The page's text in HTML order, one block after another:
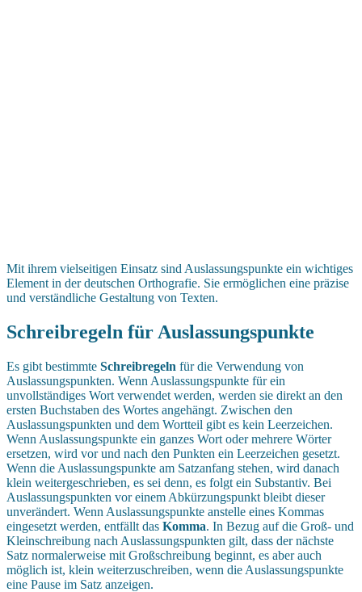
Mit ihrem vielseitigen Einsatz sind Auslassungspunkte ein wichtiges
Element in der deutschen Orthografie. Sie ermöglichen eine präzise
und verständliche Gestaltung von Texten.
Schreibregeln für Auslassungspunkte
Es gibt bestimmte Schreibregeln für die Verwendung von
Auslassungspunkten. Wenn Auslassungspunkte für ein
unvollständiges Wort verwendet werden, werden sie direkt an den
ersten Buchstaben des Wortes angehängt. Zwischen den
Auslassungspunkten und dem Wortteil gibt es kein Leerzeichen.
Wenn Auslassungspunkte ein ganzes Wort oder mehrere Wörter
ersetzen, wird vor und nach den Punkten ein Leerzeichen gesetzt.
Wenn die Auslassungspunkte am Satzanfang stehen, wird danach
klein weitergeschrieben, es sei denn, es folgt ein Substantiv. Bei
Auslassungspunkten vor einem Abkürzungspunkt bleibt dieser
unverändert. Wenn Auslassungspunkte anstelle eines Kommas
eingesetzt werden, entfällt das Komma. In Bezug auf die Groß- und
Kleinschreibung nach Auslassungspunkten gilt, dass der nächste
Satz normalerweise mit Großschreibung beginnt, es aber auch
möglich ist, klein weiterzuschreiben, wenn die Auslassungspunkte
eine Pause im Satz anzeigen.